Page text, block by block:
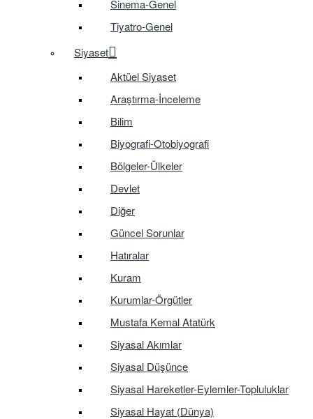
Sinema-Genel
Tiyatro-Genel
Siyaset
Aktüel Siyaset
Araştırma-İnceleme
Bilim
Biyografi-Otobiyografi
Bölgeler-Ülkeler
Devlet
Diğer
Güncel Sorunlar
Hatıralar
Kuram
Kurumlar-Örgütler
Mustafa Kemal Atatürk
Siyasal Akımlar
Siyasal Düşünce
Siyasal Hareketler-Eylemler-Topluluklar
Siyasal Hayat (Dünya)